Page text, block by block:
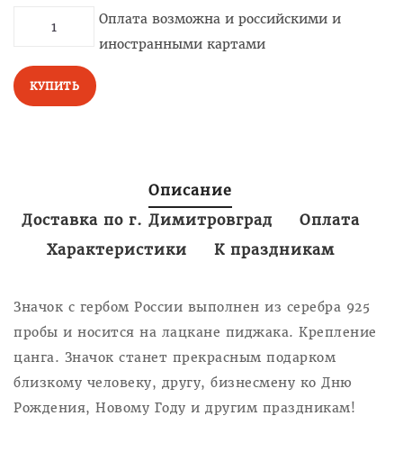
Оплата возможна и российскими и
иностранными картами
КУПИТЬ
Описание
Доставка по г. Димитровград
Оплата
Характеристики
К праздникам
Значок c гербом России выполнен из серебра 925
пробы и носится на лацкане пиджака. Крепление
цанга. Значок станет прекрасным подарком
близкому человеку, другу, бизнесмену ко Дню
Рождения, Новому Году и другим праздникам!